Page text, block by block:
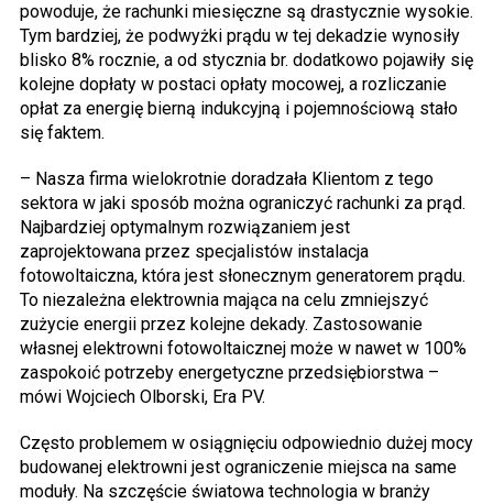
powoduje, że rachunki miesięczne są drastycznie wysokie.
Tym bardziej, że podwyżki prądu w tej dekadzie wynosiły
blisko 8% rocznie, a od stycznia br. dodatkowo pojawiły się
kolejne dopłaty w postaci opłaty mocowej, a rozliczanie
opłat za energię bierną indukcyjną i pojemnościową stało
się faktem.
– Nasza firma wielokrotnie doradzała Klientom z tego
sektora w jaki sposób można ograniczyć rachunki za prąd.
Najbardziej optymalnym rozwiązaniem jest
zaprojektowana przez specjalistów instalacja
fotowoltaiczna, która jest słonecznym generatorem prądu.
To niezależna elektrownia mająca na celu zmniejszyć
zużycie energii przez kolejne dekady. Zastosowanie
własnej elektrowni fotowoltaicznej może w nawet w 100%
zaspokoić potrzeby energetyczne przedsiębiorstwa –
mówi Wojciech Olborski, Era PV.
Często problemem w osiągnięciu odpowiednio dużej mocy
budowanej elektrowni jest ograniczenie miejsca na same
moduły. Na szczęście światowa technologia w branży